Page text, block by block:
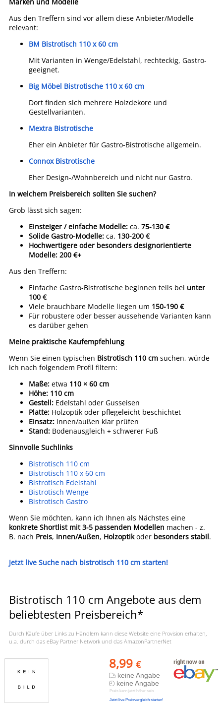
Aus den Treffern sind vor allem diese Anbieter/Modelle
relevant:
BM Bistrotisch 110 x 60 cm
Mit Varianten in Wenge/Edelstahl, rechteckig, Gastro-
geeignet.
Big Möbel Bistrotische 110 x 60 cm
Dort finden sich mehrere Holzdekore und
Gestellvarianten.
Mextra Bistrotische
Eher ein Anbieter für Gastro-Bistrotische allgemein.
Connox Bistrotische
Eher Design-/Wohnbereich und nicht nur Gastro.
In welchem Preisbereich sollten Sie suchen?
Grob lässt sich sagen:
Einsteiger / einfache Modelle: ca. 75-130 €
Solide Gastro-Modelle: ca. 130-200 €
Hochwertigere oder besonders designorientierte
Modelle: 200 €+
Aus den Treffern:
Einfache Gastro-Bistrotische beginnen teils bei unter
100 €
Viele brauchbare Modelle liegen um 150-190 €
Für robustere oder besser aussehende Varianten kann
es darüber gehen
Meine praktische Kaufempfehlung
Wenn Sie einen typischen Bistrotisch 110 cm suchen, würde
ich nach folgendem Profil filtern:
Maße: etwa 110 × 60 cm
Höhe: 110 cm
Gestell: Edelstahl oder Gusseisen
Platte: Holzoptik oder pflegeleicht beschichtet
Einsatz: innen/außen klar prüfen
Stand: Bodenausgleich + schwerer Fuß
Sinnvolle Suchlinks
Bistrotisch 110 cm
Bistrotisch 110 x 60 cm
Bistrotisch Edelstahl
Bistrotisch Wenge
Bistrotisch Gastro
Wenn Sie möchten, kann ich Ihnen als Nächstes eine
konkrete Shortlist mit 3-5 passenden Modellen machen - z.
B. nach Preis, Innen/Außen, Holzoptikoder besonders stabil.
Jetzt live Suche nach bistrotisch 110 cm starten!
Bistrotisch 110 cm Angebote aus dem
beliebtesten Preisbereich*
Durch Käufe über Links zu Händlern kann diese Website eine Provision erhalten,
u.a. durch das eBay Partner Network und das AmazonPartnerNet
8,99 €
keine Angabe
keine Angabe
Preis kann jetzt höher sein
Jetzt live Preisvergleich starten!